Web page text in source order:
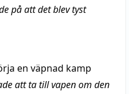
på att det blev tyst
en väpnad kamp
att ta till vapen om den